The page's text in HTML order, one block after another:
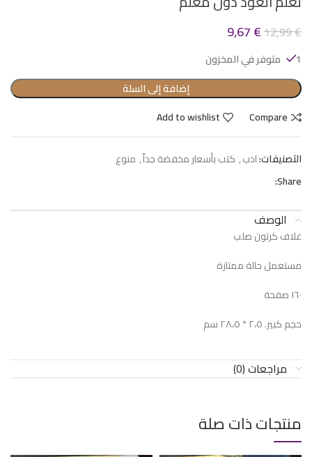
12,99€
9,67€
1 متوفر في المخزون
إضافة إلى السلة
Compare
Add to wishlist
التصنيفات:ادب, كتب بأسعار مخفضة جداً, منوع
Share:
الوصف
غلاف كرتون صلب
مستعمل حالة ممتازة
١٦٠ صفحة
حجم كبير. ٢،٥ * ٢٨،٥ سم
مراجعات (0)
منتجات ذات صلة